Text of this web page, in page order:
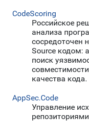
CodeScoring
Российское
анализа
сосредоточен
Source кодом:
поиск
качества кода.
AppSec.Code
Управление